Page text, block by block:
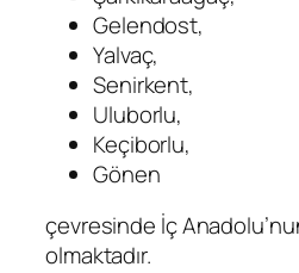
Gelendost,
Yalvaç,
Senirkent,
Uluborlu,
Keçiborlu,
Gönen
çevresinde İç
olmaktadır.